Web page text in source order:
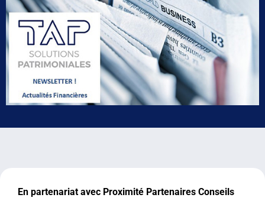
En partenariat avec Proximité Partenaires Conseils